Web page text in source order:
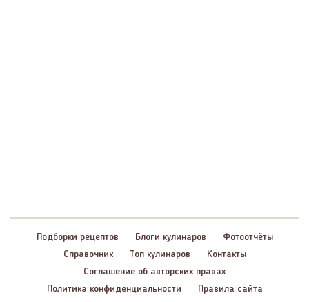
Подборки рецептов Блоги кулинаров
Фотоотчёты
Справочник
Топ кулинаров
Контакты
Соглашение об авторских правах
Политика конфиденциальности
Правила сайта